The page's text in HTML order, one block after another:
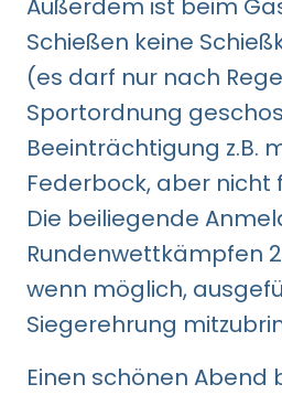
Schießen keine
(es darf nur nach
Sportordnung
Beeinträchtigung z.B.
Federbock, aber
Die beiliegende
Rundenwettkämpfen
wenn möglich,
Siegerehrung
Einen schönen Abend